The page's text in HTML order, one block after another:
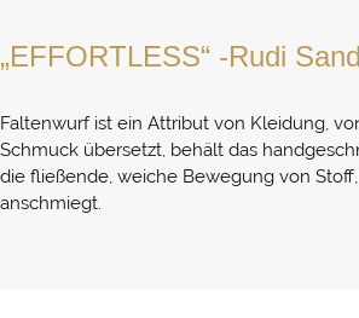
„EFFORTLESS“ -Rudi
Faltenwurf ist ein Attribut von Kleidung,
Schmuck übersetzt, behält das
die fließende, weiche Bewegung von
anschmiegt.